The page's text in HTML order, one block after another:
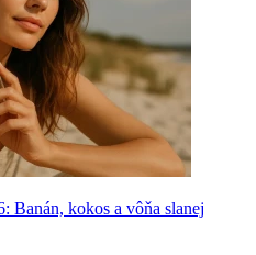
Banán, kokos a vôňa slanej